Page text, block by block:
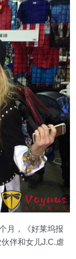
月，《好莱坞报
伴和女儿J.C.虐